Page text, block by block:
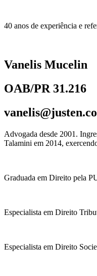
40 anos de experiência e
Vanelis Mucelin
OAB/PR 31.216
Advogada desde 2001.
Talamini em 2014,
Graduada em Direito pela
Especialista em Direito
Especialista em Direito